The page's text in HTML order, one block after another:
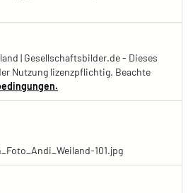
| Gesellschaftsbilder.de - Dieses
Nutzung lizenzpflichtig. Beachte
101.jpg